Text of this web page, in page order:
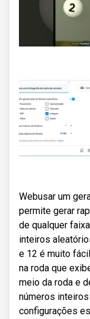
Webusar um
permite gerar
de qualquer
inteiros
e 12 é muito
na roda que
meio da roda e
números
configurações